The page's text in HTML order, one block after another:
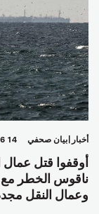
أخبار بيان صحفي 14 JUL 2026
أوقفوا قتل عمال
ناقوس الخطر مع
وعمال النقل